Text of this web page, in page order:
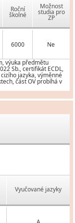
Roční
školné
Možnost
studia pro
ZP
6000 Ne
výuka předmětu
Sb., certifikát ECDL,
jazyka, výměnné
část OV probíhá v
Vyučované jazyky